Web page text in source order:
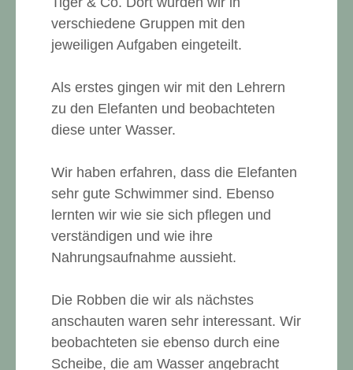
verschiedene Gruppen mit den
jeweiligen Aufgaben eingeteilt.
Als erstes gingen wir mit den Lehrern
zu den Elefanten und beobachteten
diese unter Wasser.
Wir haben erfahren, dass die Elefanten
sehr gute Schwimmer sind. Ebenso
lernten wir wie sie sich pflegen und
verständigen und wie ihre
Nahrungsaufnahme aussieht.
Die Robben die wir als nächstes
anschauten waren sehr interessant. Wir
beobachteten sie ebenso durch eine
Scheibe, die am Wasser angebracht